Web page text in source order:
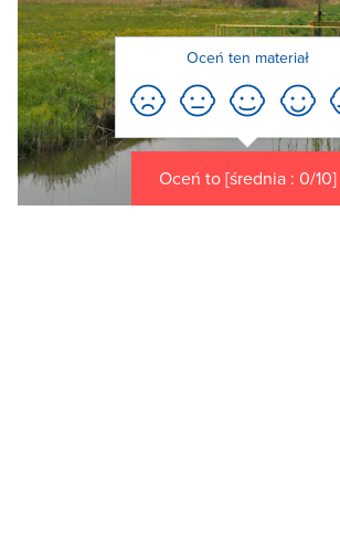
Oceń to [średnia : 0/10]
Oceń ten materiał